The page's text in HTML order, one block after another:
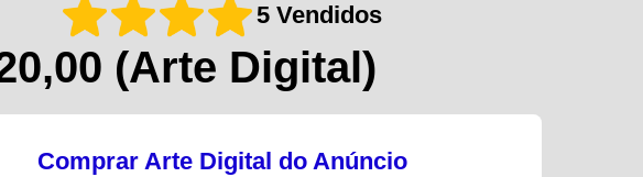
5 Vendidos
(Arte Digital)
Comprar Arte Digital do Anúncio